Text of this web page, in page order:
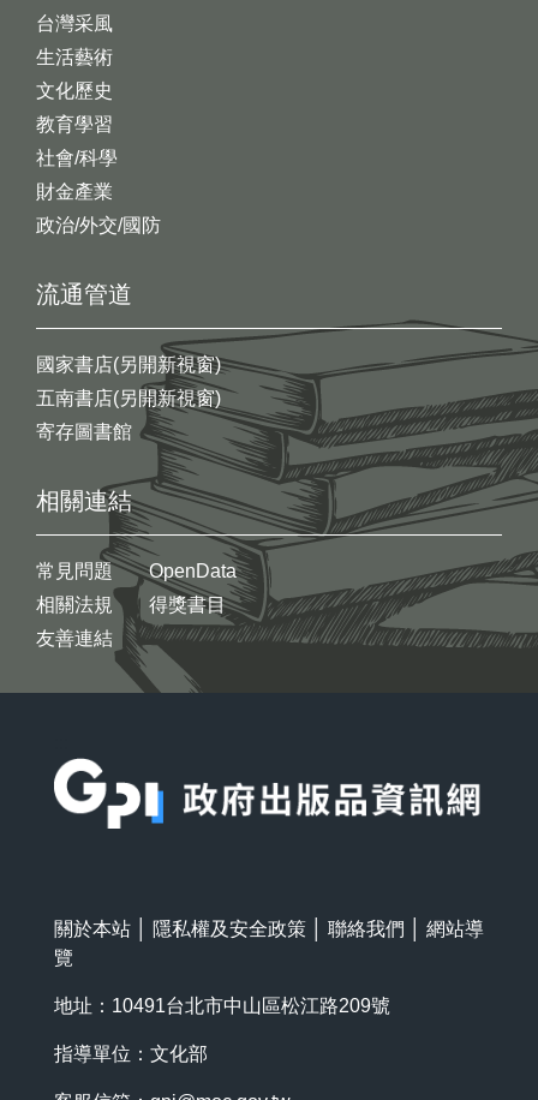
台灣采風
生活藝術
文化歷史
教育學習
社會/科學
財金產業
政治/外交/國防
流通管道
國家書店(另開新視窗)
五南書店(另開新視窗)
寄存圖書館
相關連結
常見問題
相關法規
友善連結
OpenData
得獎書目
關於本站 隱私權及安全政策 聯絡我們
網站導
覽
地址：10491台北市中山區松江路209號
指導單位：文化部